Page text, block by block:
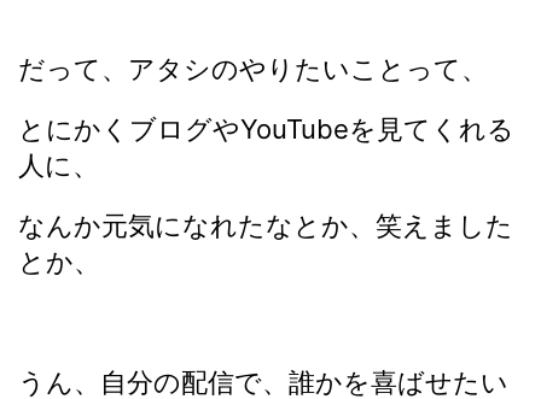
だって、アタシのやりたいことって、
とにかくブログやYouTubeを見てくれる
人に、
なんか元気になれたなとか、笑えました
とか、
うん、自分の配信で、誰かを喜ばせたい